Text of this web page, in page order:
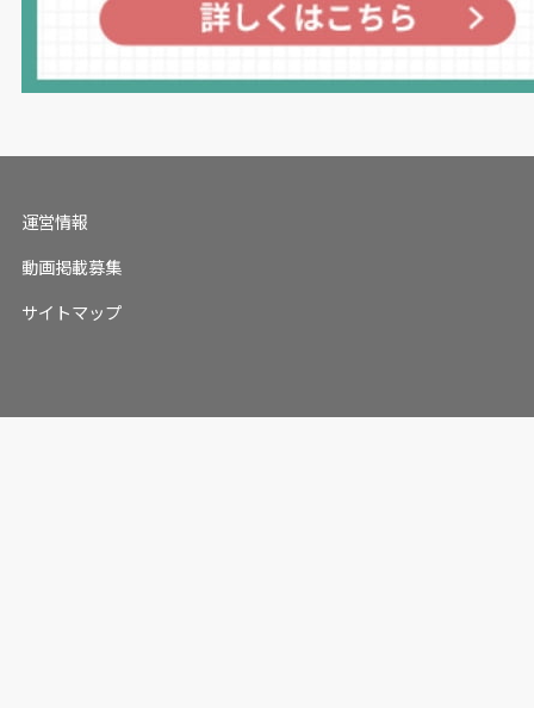
運営情報
動画掲載募集
サイトマップ